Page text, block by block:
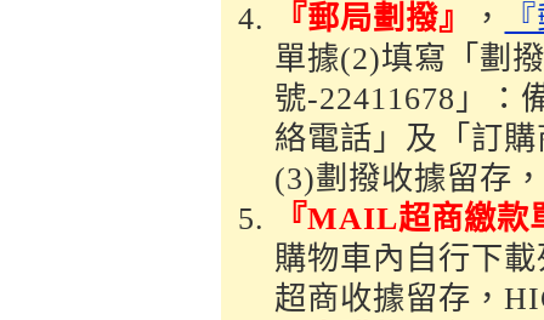
『郵局劃撥』
，
單據(2)填寫「劃
號-22411678」：
絡電話」及「訂
(3)劃撥收據留存
『MAIL超商繳款
購物車內自行下
超商收據留存，